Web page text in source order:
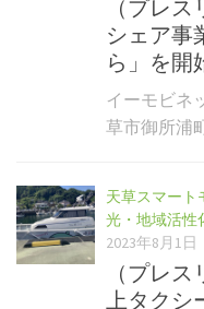
（プレ
シェア事
ら」を開
イーモビネ
草市御所浦
天草スマート
光・地域活性
2023年8月1日
（プレ
上タク